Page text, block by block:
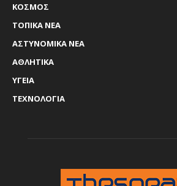
ΚΟΣΜΟΣ
ΤΟΠΙΚΑ ΝΕΑ
ΑΣΤΥΝΟΜΙΚΑ ΝΕΑ
ΑΘΛΗΤΙΚΑ
ΥΓΕΙΑ
ΤΕΧΝΟΛΟΓΙΑ